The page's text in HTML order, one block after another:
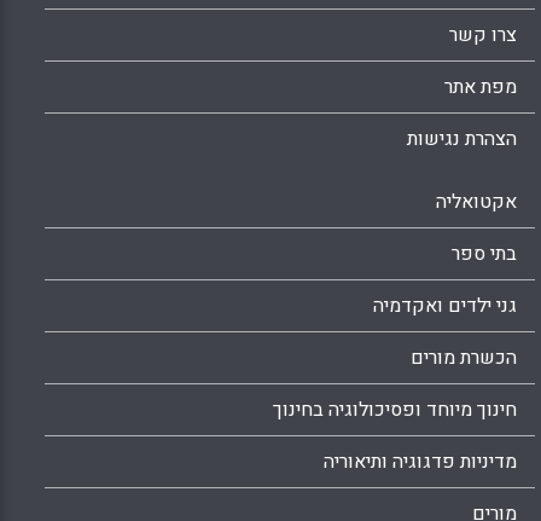
צרו קשר
מפת אתר
הצהרת נגישות
אקטואליה
בתי ספר
גני ילדים ואקדמיה
הכשרת מורים
חינוך מיוחד ופסיכולוגיה בחינוך
מדיניות פדגוגיה ותיאוריה
מורים